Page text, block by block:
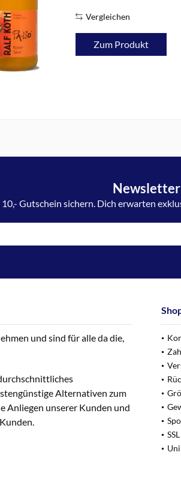
Vergleichen
Zum Produkt
Newsletter
Gutschein sichern. Dich erwarten
und sind für alle da die,
Alternativen zum
Anliegen unserer Kunden und